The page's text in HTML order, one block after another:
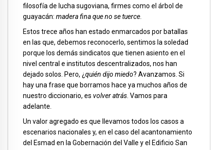
filosofía de lucha sugoviana, firmes como el árbol de
guayacán: madera fina que no se tuerce
Estos trece años han estado enmarcados por batallas
en las que, debemos reconocerlo, sentimos la soledad
porque los demás sindicatos que tienen asiento en el
nivel central e institutos descentralizados, nos han
dejado solos. Pero, ¿quién dijo miedo? Avanzamos. Si
hay una frase que borramos hace ya muchos años de
nuestro diccionario, es volver atrás . Vamos para
adelante.
Un valor agregado es que llevamos todos los casos a
escenarios nacionales y, en el caso del acantonamiento
del Esmad en la Gobernación del Valle y el Edificio San